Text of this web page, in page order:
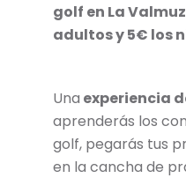
golf en La
adultos y 5€ los
Una experiencia
aprenderás los
golf, pegarás tus
en la cancha de